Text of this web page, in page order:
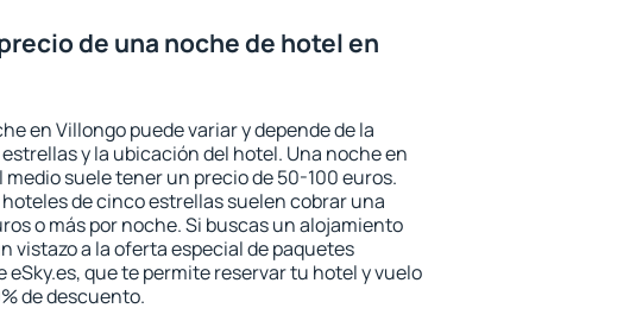
de una noche de hotel en
en Villongo puede variar y depende de la
y la ubicación del hotel. Una noche en
suele tener un precio de 50-100 euros.
hoteles de cinco estrellas suelen cobrar una
o más por noche. Si buscas un alojamiento
vistazo a la oferta especial de paquetes
eSky.es, que te permite reservar tu hotel y vuelo
de descuento.